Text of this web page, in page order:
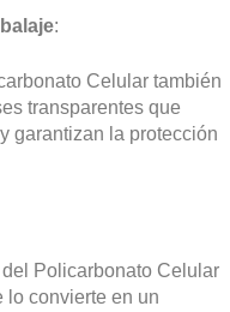
:
Celular también
transparentes que
garantizan la protección
Policarbonato Celular
lo convierte en un